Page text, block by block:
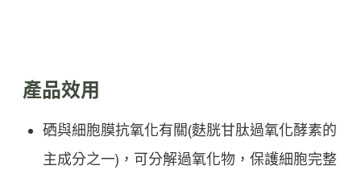
產品效用
硒與細胞膜抗氧化有關(麩胱甘肽過氧化酵素的
主成分之一)，可分解過氧化物，保護細胞完整